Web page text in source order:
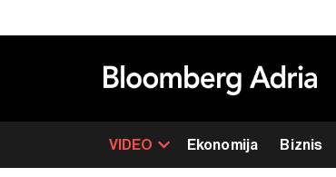
VIDEO Ekonomija Biznis